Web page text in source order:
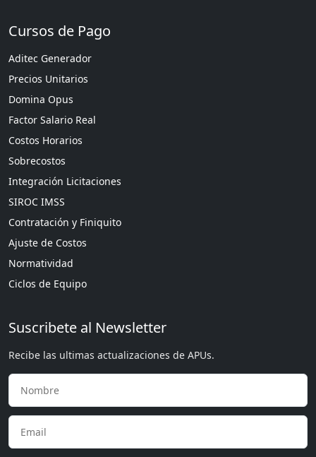
Cursos de Pago
Aditec Generador
Precios Unitarios
Domina Opus
Factor Salario Real
Costos Horarios
Sobrecostos
Integración Licitaciones
SIROC IMSS
Contratación y Finiquito
Ajuste de Costos
Normatividad
Ciclos de Equipo
Suscribete al Newsletter
Recibe las ultimas actualizaciones de APUs.